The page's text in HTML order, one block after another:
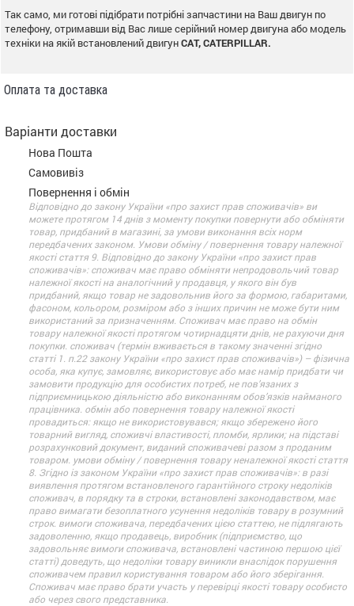
Так само, ми готові підібрати потрібні запчастини на Ваш двигун по
телефону, отримавши від Вас лише серійний номер двигуна або модель
техніки на якій встановлений двигунCAT, CATERPILLAR.
Оплата та доставка
Варіанти доставки
Нова Пошта
Самовивіз
Повернення і обмін
Відповідно до закону України «про захист прав споживачів» ви
можете протягом 14 днів з моменту покупки повернути або обміняти
товар, придбаний в магазині, за умови виконання всіх норм
передбачених законом. Умови обміну / повернення товару належної
якості стаття 9. Відповідно до закону України «про захист прав
споживачів»: споживач має право обміняти непродовольчий товар
належної якості на аналогічний у продавця, у якого він був
придбаний, якщо товар не задовольнив його за формою, габаритами,
фасоном, кольором, розміром або з інших причин не може бути ним
використаний за призначенням. Споживач має право на обмін
товару належної якості протягом чотирнадцяти днів, не рахуючи дня
покупки. споживач (термін вживається в такому значенні згідно
статті 1. п.22 закону України «про захист прав споживачів») – фізична
особа, яка купує, замовляє, використовує або має намір придбати чи
замовити продукцію для особистих потреб, не пов’язаних з
підприємницькою діяльністю або виконанням обов’язків найманого
працівника. обмін або повернення товару належної якості
провадиться: якщо не використовувався; якщо збережено його
товарний вигляд, споживчі властивості, пломби, ярлики; на підставі
розрахунковий документ, виданий споживачеві разом з проданим
товаром. умови обміну / повернення товару неналежної якості стаття
8. Згідно із законом України «про захист прав споживачів»: в разі
виявлення протягом встановленого гарантійного строку недоліків
споживач, в порядку та в строки, встановлені законодавством, має
право вимагати безоплатного усунення недоліків товару в розумний
строк. вимоги споживача, передбачених цією статтею, не підлягають
задоволенню, якщо продавець, виробник (підприємство, що
задовольняє вимоги споживача, встановлені частиною першою цієї
статті) доведуть, що недоліки товару виникли внаслідок порушення
споживачем правил користування товаром або його зберігання.
Споживач має право брати участь у перевірці якості товару особисто
або через свого представника.